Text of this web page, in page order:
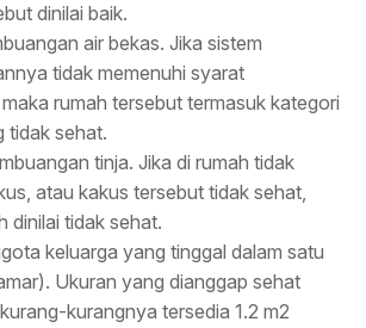
dinilai baik.
air bekas. Jika sistem
tidak memenuhi syarat
rumah tersebut termasuk kategori
tidak sehat.
tinja. Jika di rumah tidak
atau kakus tersebut tidak sehat,
dinilai tidak sehat.
keluarga yang tinggal dalam satu
Ukuran yang dianggap sehat
kurangnya tersedia 1.2 m2